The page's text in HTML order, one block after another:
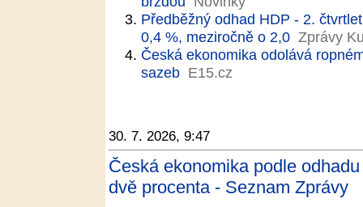
Předběžný odhad HDP - 2.
0,4 %, meziročně o 2,0 Zprávy
Česká ekonomika odolává
sazeb E15.cz
30. 7. 2026, 9:47
Česká ekonomika podle
dvě procenta - Seznam Zprávy